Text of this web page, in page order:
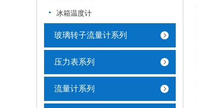
冰箱温度计
玻璃转子流量计系列
压力表系列
流量计系列